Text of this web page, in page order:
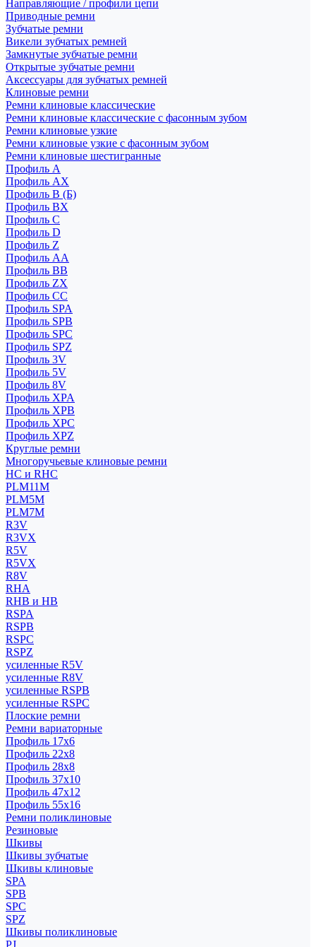
Направляющие / профили цепи
Приводные ремни
Зубчатые ремни
Викели зубчатых ремней
Замкнутые зубчатые ремни
Открытые зубчатые ремни
Аксессуары для зубчатых ремней
Клиновые ремни
Ремни клиновые классические
Ремни клиновые классические с фасонным зубом
Ремни клиновые узкие
Ремни клиновые узкие с фасонным зубом
Ремни клиновые шестигранные
Профиль A
Профиль AX
Профиль B (Б)
Профиль BX
Профиль C
Профиль D
Профиль Z
Профиль АА
Профиль BB
Профиль ZX
Профиль CC
Профиль SPA
Профиль SPB
Профиль SPC
Профиль SPZ
Профиль 3V
Профиль 5V
Профиль 8V
Профиль XPA
Профиль XPB
Профиль XPC
Профиль XPZ
Круглые ремни
Многоручьевые клиновые ремни
HC и RHC
PLM11M
PLM5M
PLM7M
R3V
R3VX
R5V
R5VX
R8V
RHA
RHB и HB
RSPA
RSPB
RSPC
RSPZ
усиленные R5V
усиленные R8V
усиленные RSPB
усиленные RSPC
Плоские ремни
Ремни вариаторные
Профиль 17x6
Профиль 22x8
Профиль 28x8
Профиль 37x10
Профиль 47x12
Профиль 55x16
Ремни поликлиновые
Резиновые
Шкивы
Шкивы зубчатые
Шкивы клиновые
SPA
SPB
SPC
SPZ
Шкивы поликлиновые
PJ